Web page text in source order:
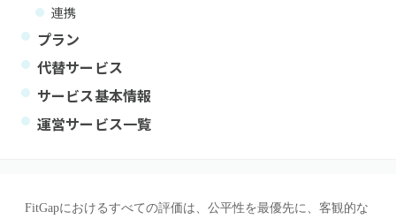
連携
プラン
代替サービス
サービス基本情報
運営サービス一覧
FitGapにおけるすべての評価は、公平性を最優先に、客観的な